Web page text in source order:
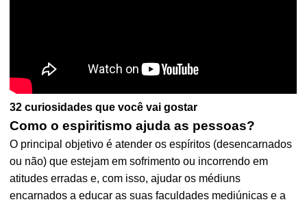
32 curiosidades que você vai gostar
Como o espiritismo ajuda as pessoas?
O principal objetivo é atender os espíritos (desencarnados
ou não) que estejam em sofrimento ou incorrendo em
atitudes erradas e, com isso, ajudar os médiuns
encarnados a educar as suas faculdades mediúnicas e a